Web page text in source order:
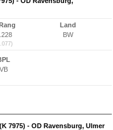
Land
BW
VB
7975) - OD Ravensburg, Ulmer